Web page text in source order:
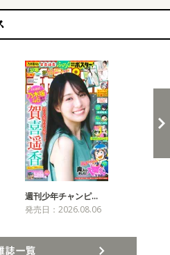
週刊少年チャンピ…
発売日：2026.08.06